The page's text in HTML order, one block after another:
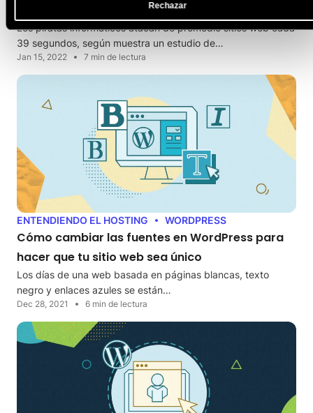
Rechazar
Los piratas informáticos atacan de promedio sitios web cada
39 segundos, según muestra un estudio de…
Jan 15, 2022 7 min de lectura
ENTENDIENDO EL HOSTING WORDPRESS
Cómo cambiar las fuentes en WordPress para
hacer que tu sitio web sea único
Los días de una web basada en páginas blancas, texto
negro y enlaces azules se están…
Dec 28, 2021 6 min de lectura